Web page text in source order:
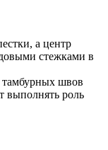
а центр
стежками в
швов
выполнять роль